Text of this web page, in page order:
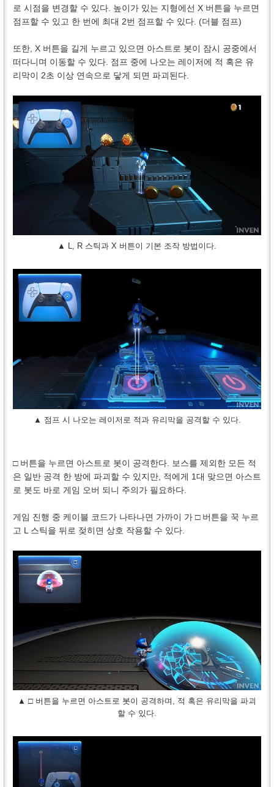
로 시점을 변경할 수 있다. 높이가 있는 지형에선 X 버튼을 누르면
점프할 수 있고 한 번에 최대 2번 점프할 수 있다. (더블 점프)
또한, X 버튼을 길게 누르고 있으면 아스트로 봇이 잠시 공중에서
떠다니며 이동할 수 있다. 점프 중에 나오는 레이저에 적 혹은 유
리막이 2초 이상 연속으로 닿게 되면 파괴된다.
▲ L, R 스틱과 X 버튼이 기본 조작 방법이다.
▲ 점프 시 나오는 레이저로 적과 유리막을 공격할 수 있다.
□ 버튼을 누르면 아스트로 봇이 공격한다. 보스를 제외한 모든 적
은 일반 공격 한 방에 파괴할 수 있지만, 적에게 1대 맞으면 아스트
로 봇도 바로 게임 오버 되니 주의가 필요하다.
게임 진행 중 케이블 코드가 나타나면 가까이 가 □ 버튼을 꾹 누르
고 L 스틱을 뒤로 젖히면 상호 작용할 수 있다.
▲ □ 버튼을 누르면 아스트로 봇이 공격하며, 적 혹은 유리막을 파괴
할 수 있다.